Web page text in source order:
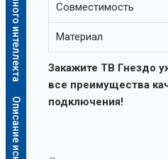
Совместимость
Материал
Закажите ТВ Гнездо
все преимущества
подключения!